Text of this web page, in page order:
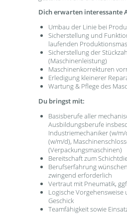
Dich erwarten interessante
Umbau der Linie bei
Sicherstellung und
laufenden
Sicherstellung der
(Maschinenleistung)
Maschinenkorrekturen
Erledigung kleinerer
Wartung & Pflege des
Du bringst mit:
Basisberufe aller
Ausbildungsberufe
Industriemechaniker (w/
(w/m/d),
(Verpackungsmaschinen)
Bereitschaft zum
Berufserfahrung
zwingend erforderlich
Vertraut mit Pneumatik,
Logische Vorgehensweise
Geschick
Teamfähigkeit sowie